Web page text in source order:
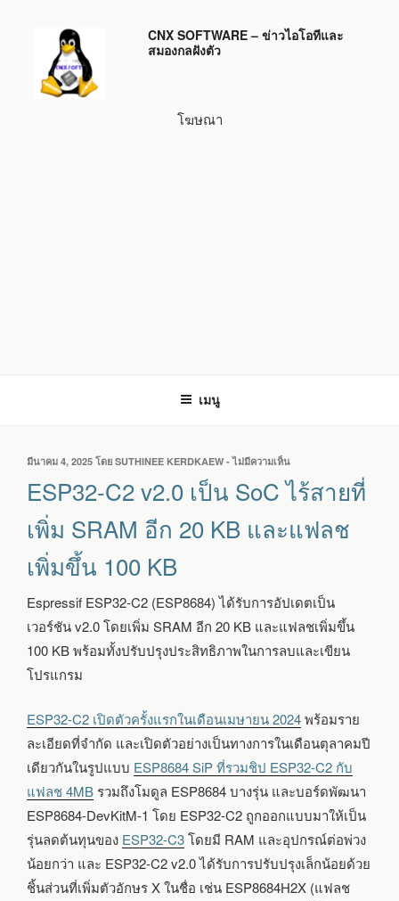
บทความ
CNX SOFTWARE – ข่าวไอโอทีและ
สมองกลฝังตัว
โฆษณา
เมนู
เขียน
ที่
มีนาคม 4, 2025 โดย SUTHINEE KERDKAEW -ไม่มีความเห็น
ESP32-
C2
เป็น
ที่
SRAM
อีก
แฟลช
เพิ่ม
ขึ้น
100
ESP32-C2 v2.0 เป็น SoC ไร้สายที่
เพิ่ม SRAM อีก 20 KB และแฟลช
เพิ่มขึ้น 100 KB
Espressif ESP32-C2 (ESP8684) ได้รับการอัปเดตเป็น
เวอร์ชัน v2.0 โดยเพิ่ม SRAM อีก 20 KB และแฟลชเพิ่มขึ้น
100 KB พร้อมทั้งปรับปรุงประสิทธิภาพในการลบและเขียน
โปรแกรม
ESP32-C2 เปิดตัวครั้งแรกในเดือนเมษายน 2024พร้อมราย
ละเอียดที่จำกัด และเปิดตัวอย่างเป็นทางการในเดือนตุลาคมปี
เดียวกันในรูปแบบ ESP8684 SiP ที่รวมชิป ESP32-C2 กับ
แฟลช 4MB รวมถึงโมดูล ESP8684 บางรุ่น และบอร์ดพัฒนา
ESP8684-DevKitM-1 โดย ESP32-C2 ถูกออกแบบมาให้เป็น
รุ่นลดต้นทุนของ ESP32-C3โดยมี RAM และอุปกรณ์ต่อพ่วง
น้อยกว่า และ ESP32-C2 v2.0 ได้รับการปรับปรุงเล็กน้อยด้วย
ชิ้นส่วนที่เพิ่มตัวอักษร X ในชื่อ เช่น ESP8684H2X (แฟลช